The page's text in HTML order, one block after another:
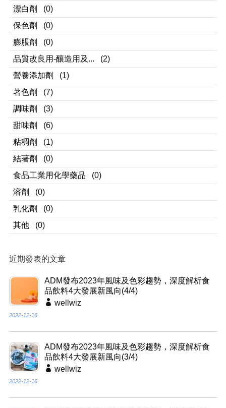
漂白劑
(0)
保色劑
(0)
膨脹劑
(0)
品質改良用-釀造用及...
(2)
營養添加劑
(1)
著色劑
(7)
調味劑
(3)
甜味劑
(6)
粘稠劑
(1)
結著劑
(0)
食品工業用化學藥品
(0)
溶劑
(0)
乳化劑
(0)
其他
(0)
近期發表的文章
ADM發布2023年風味及色彩趨勢，深度解析食
品飲料4大發展新風向(4/4)
wellwiz
2022-12-16
ADM發布2023年風味及色彩趨勢，深度解析食
品飲料4大發展新風向(3/4)
wellwiz
2022-12-16